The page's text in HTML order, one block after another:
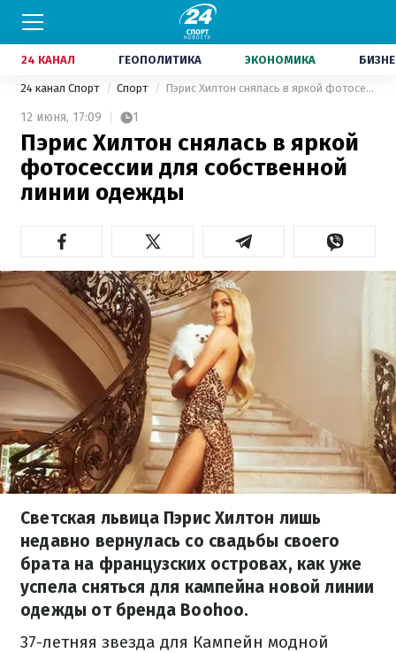
24 КАНАЛ ГЕОПОЛИТИКА ЭКОНОМИКА
24 канал Спорт Спорт Пэрис Хилтон снялась в яркой фотосессии для собственной линии одежды
12 июня, 17:09 1
Пэрис Хилтон снялась в яркой
фотосессии для собственной
линии одежды
Светская львица Пэрис Хилтон лишь
недавно вернулась со свадьбы своего
брата на французских островах, как уже
успела сняться для кампейна новой линии
одежды от бренда Boohoo.
37-летняя звезда для Кампейн модной